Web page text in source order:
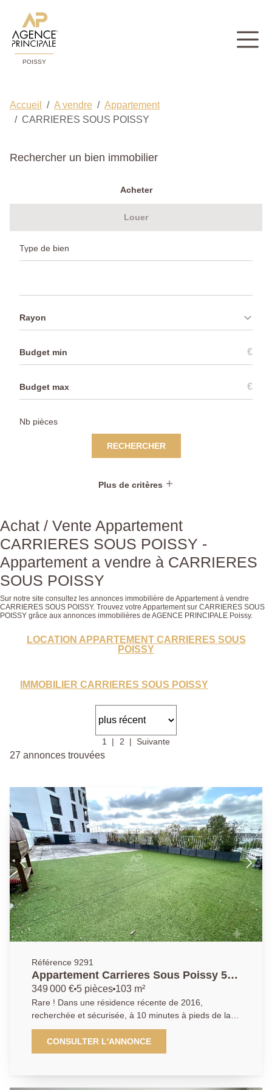
POISSY
Accueil A vendre
Appartement
CARRIERES SOUS POISSY
Rechercher un bien immobilier
Acheter
Louer
Rayon
€
€
RECHERCHER
Plus de critères
Achat / Vente Appartement
CARRIERES SOUS POISSY -
Appartement a vendre à CARRIERES
SOUS POISSY
Sur notre site consultez les annonces immobilière de Appartement à vendre
CARRIERES SOUS POISSY. Trouvez votre Appartement sur CARRIERES SOUS
POISSY grâce aux annonces immobilières de AGENCE PRINCIPALE Poissy.
LOCATION APPARTEMENT CARRIERES SOUS
POISSY
IMMOBILIER CARRIERES SOUS POISSY
1 2 Suivante
27 annonces trouvées
Référence 9291
Appartement Carrieres Sous Poissy 5
pièce(s) 103 m2
349 000 € 5 pièces 103 m²
Rare ! Dans une résidence récente de 2016,
recherchée et sécurisée, à 10 minutes à pieds de la
gare RER/SNCF de Poissy et à proximité immédiate
de toutes les commodités. Appartement de type T5 de
103m² en dernier étage avec ascenseur comprenant :
CONSULTER L'ANNONCE